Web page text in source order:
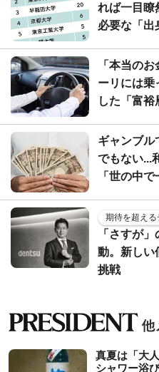
れば一目瞭
必要な「出
「本当の
ーリには乗
した「富
ギャンブル
でもない...
「世の中
期待を超える
「さすが
動。新しい
挑戦
真夏は「大
シャワー浴